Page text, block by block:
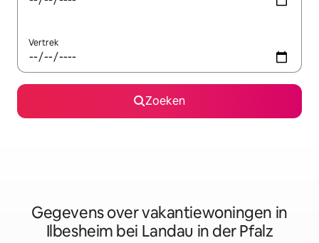
Vertrek
Zoeken
Gegevens over vakantiewoningen in
Ilbesheim bei Landau in der Pfalz